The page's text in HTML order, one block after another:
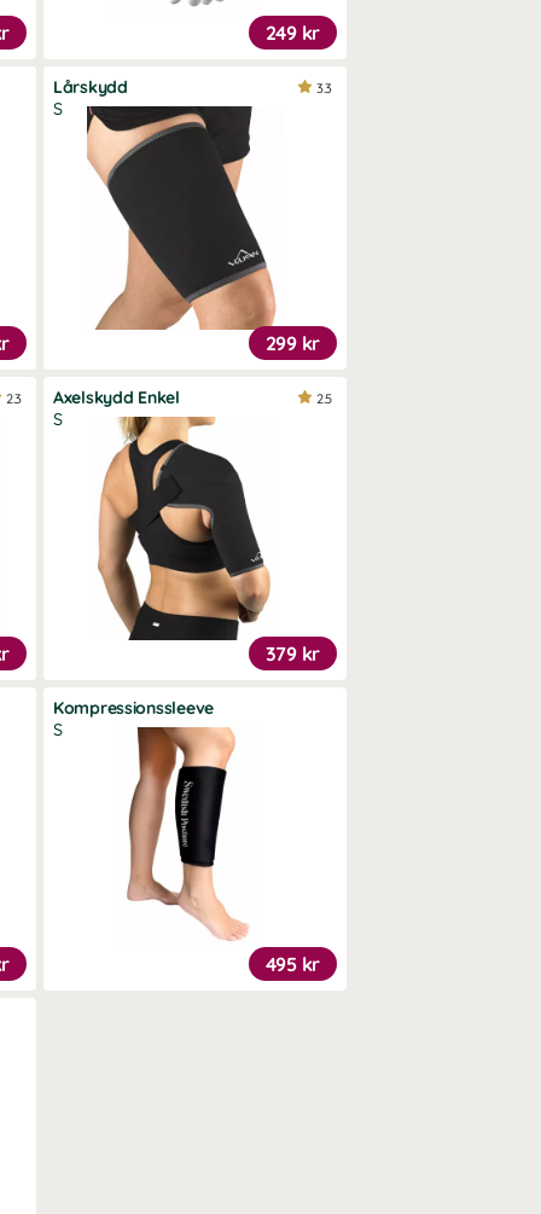
249 kr
Lårskydd
S
299 kr
3.3
2.3
Axelskydd Enkel
S
379 kr
2.5
Kompressionssleeve
S
495 kr